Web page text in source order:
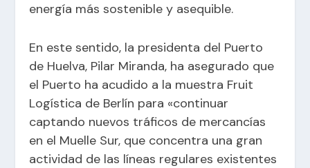
energía más sostenible y asequible.
En este sentido, la presidenta del Puerto
de Huelva, Pilar Miranda, ha asegurado que
el Puerto ha acudido a la muestra Fruit
Logística de Berlín para «continuar
captando nuevos tráficos de mercancías
en el Muelle Sur, que concentra una gran
actividad de las líneas regulares existentes